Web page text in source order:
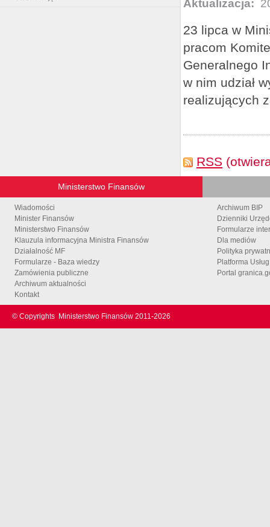
Aktualizacja:
23 lipca w
pracom
Generalnego
w nim udział
realizujących
RSS
Ministerstwo Finansów
Wiadomości
Minister Finansów
Ministerstwo Finansów
Klauzula informacyjna Ministra Finansów
Działalność MF
Formularze - Baza wiedzy
Zamówienia publiczne
Archiwum aktualności
Kontakt
Archiwum BIP
Dzienniki
Formularze
Dla mediów
Polityka
Platforma
Portal
© Copyrights Ministerstwo Finansów 2011-2026